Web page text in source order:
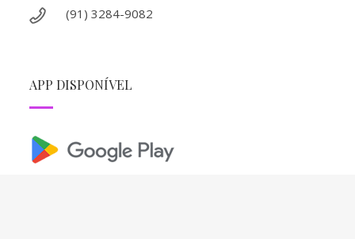
(91) 3284-9082
APP DISPONÍVEL